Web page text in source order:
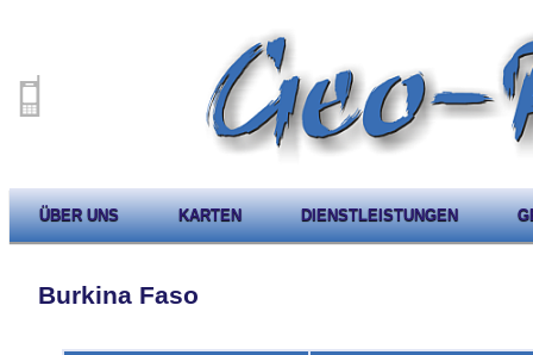
ÜBER UNS KARTEN DIENSTLEISTUNGEN
Burkina Faso